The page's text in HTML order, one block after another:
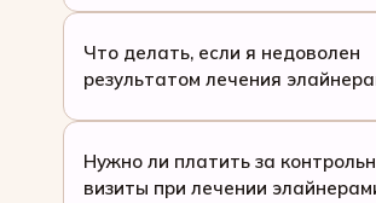
Что делать, если я недоволен
результатом лечения
Нужно ли платить за
визиты при лечении